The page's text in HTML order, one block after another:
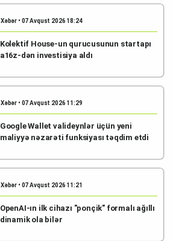
Xəbər • 07 Avqust 2026 18:24
Kolektif House-un qurucusunun startapı
a16z-dən investisiya aldı
Xəbər • 07 Avqust 2026 11:29
Google Wallet valideynlər üçün yeni
maliyyə nəzarəti funksiyası təqdim etdi
Xəbər • 07 Avqust 2026 11:21
OpenAI-ın ilk cihazı "ponçik" formalı ağıllı
dinamik ola bilər